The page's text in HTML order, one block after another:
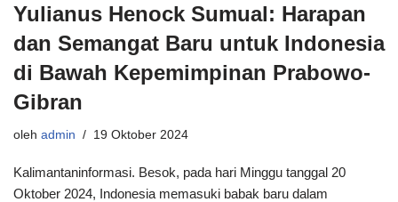
Yulianus Henock Sumual: Harapan
dan Semangat Baru untuk Indonesia
di Bawah Kepemimpinan Prabowo-
Gibran
oleh admin 19 Oktober 2024
Kalimantaninformasi. Besok, pada hari Minggu tanggal 20
Oktober 2024, Indonesia memasuki babak baru dalam